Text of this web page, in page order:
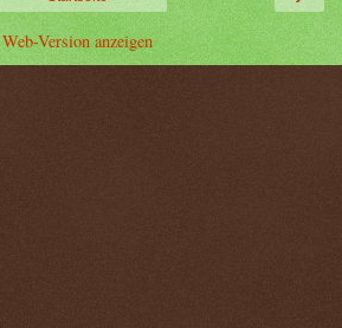
Web-Version anzeigen